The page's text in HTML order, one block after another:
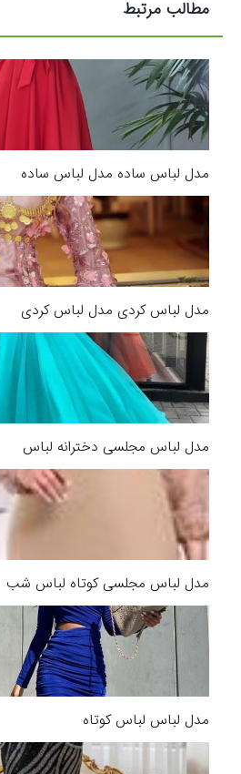
مطالب مرتبط
مدل لباس ساده مدل لباس ساده
مدل لباس کردی مدل لباس کردی
مدل لباس مجلسی دخترانه لباس
مدل لباس مجلسی کوتاه لباس شب
مدل لباس لباس کوتاه